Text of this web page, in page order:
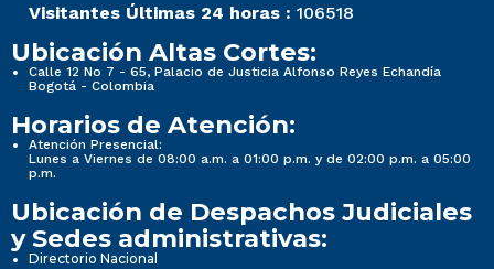
Visitantes Últimas 24 horas : 106518
Ubicación Altas Cortes:
Calle 12 No 7 - 65, Palacio de Justicia Alfonso Reyes Echandía
Bogotá - Colombia
Horarios de Atención:
Atención Presencial:
Lunes a Viernes de 08:00 a.m. a 01:00 p.m. y de 02:00 p.m. a 05:00
p.m.
Ubicación de Despachos Judiciales
y Sedes administrativas:
Directorio Nacional